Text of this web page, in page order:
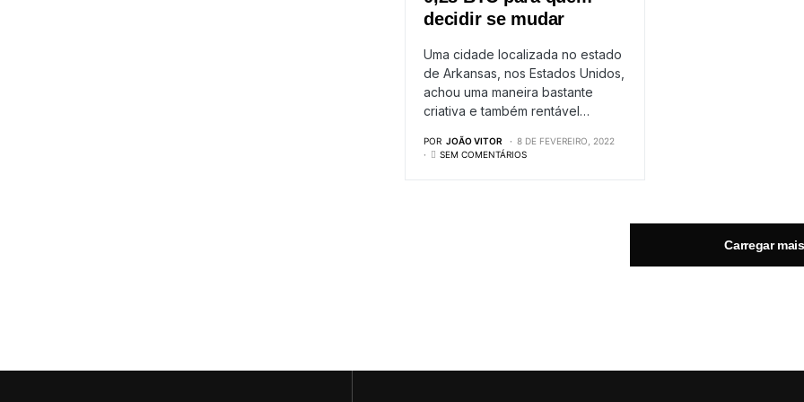
decidir se mudar
Uma cidade localizada no estado
de Arkansas, nos Estados Unidos,
achou uma maneira bastante
criativa e também rentável…
POR JOÃO VITOR
8 DE FEVEREIRO, 2022
SEM COMENTÁRIOS
Carregar mais